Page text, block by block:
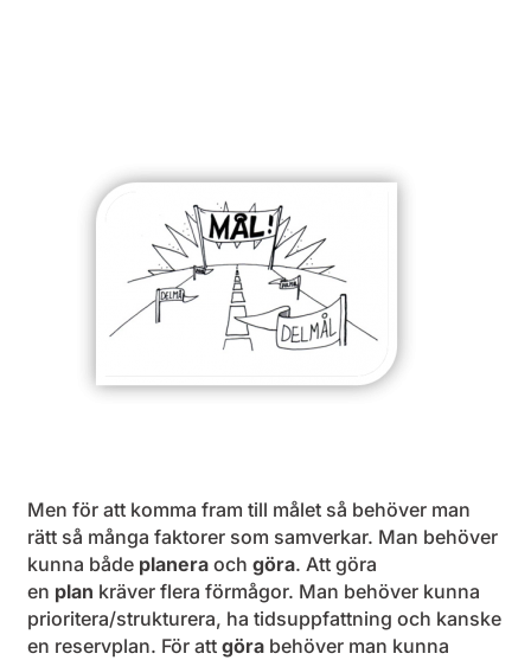
Men för att komma fram till målet så behöver man
rätt så många faktorer som samverkar. Man behöver
kunna både planera ochgöra. Att göra
en plan kräver flera förmågor. Man behöver kunna
prioritera/strukturera, ha tidsuppfattning och kanske
en reservplan. För attgöra behöver man kunna